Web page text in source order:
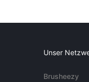
Unser
Brusheezy